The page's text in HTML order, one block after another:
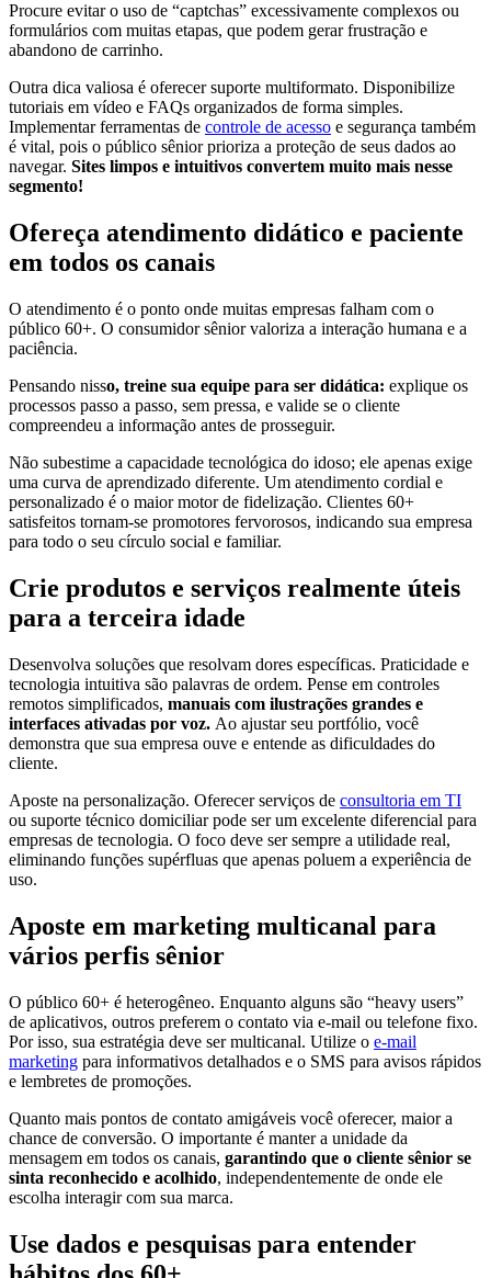
Procure evitar o uso de “captchas” excessivamente complexos ou
formulários com muitas etapas, que podem gerar frustração e
abandono de carrinho.
Outra dica valiosa é oferecer suporte multiformato. Disponibilize
tutoriais em vídeo e FAQs organizados de forma simples.
Implementar ferramentas de controle de acesso e segurança também
é vital, pois o público sênior prioriza a proteção de seus dados ao
navegar. Sites limpos e intuitivos convertem muito mais nesse
segmento!
Ofereça atendimento didático e paciente
em todos os canais
O atendimento é o ponto onde muitas empresas falham com o
público 60+. O consumidor sênior valoriza a interação humana e a
paciência.
Pensando nisso, treine sua equipe para ser didática: explique os
processos passo a passo, sem pressa, e valide se o cliente
compreendeu a informação antes de prosseguir.
Não subestime a capacidade tecnológica do idoso; ele apenas exige
uma curva de aprendizado diferente. Um atendimento cordial e
personalizado é o maior motor de fidelização. Clientes 60+
satisfeitos tornam-se promotores fervorosos, indicando sua empresa
para todo o seu círculo social e familiar.
Crie produtos e serviços realmente úteis
para a terceira idade
Desenvolva soluções que resolvam dores específicas. Praticidade e
tecnologia intuitiva são palavras de ordem. Pense em controles
remotos simplificados, manuais com ilustrações grandes e
interfaces ativadas por voz. Ao ajustar seu portfólio, você
demonstra que sua empresa ouve e entende as dificuldades do
cliente.
Aposte na personalização. Oferecer serviços de consultoria em TI
ou suporte técnico domiciliar pode ser um excelente diferencial para
empresas de tecnologia. O foco deve ser sempre a utilidade real,
eliminando funções supérfluas que apenas poluem a experiência de
uso.
Aposte em marketing multicanal para
vários perfis sênior
O público 60+ é heterogêneo. Enquanto alguns são “heavy users”
de aplicativos, outros preferem o contato via e-mail ou telefone fixo.
Por isso, sua estratégia deve ser multicanal. Utilize o e-mail
marketing para informativos detalhados e o SMS para avisos rápidos
e lembretes de promoções.
Quanto mais pontos de contato amigáveis você oferecer, maior a
chance de conversão. O importante é manter a unidade da
mensagem em todos os canais, garantindo que o cliente sênior se
sinta reconhecido e acolhido, independentemente de onde ele
escolha interagir com sua marca.
Use dados e pesquisas para entender